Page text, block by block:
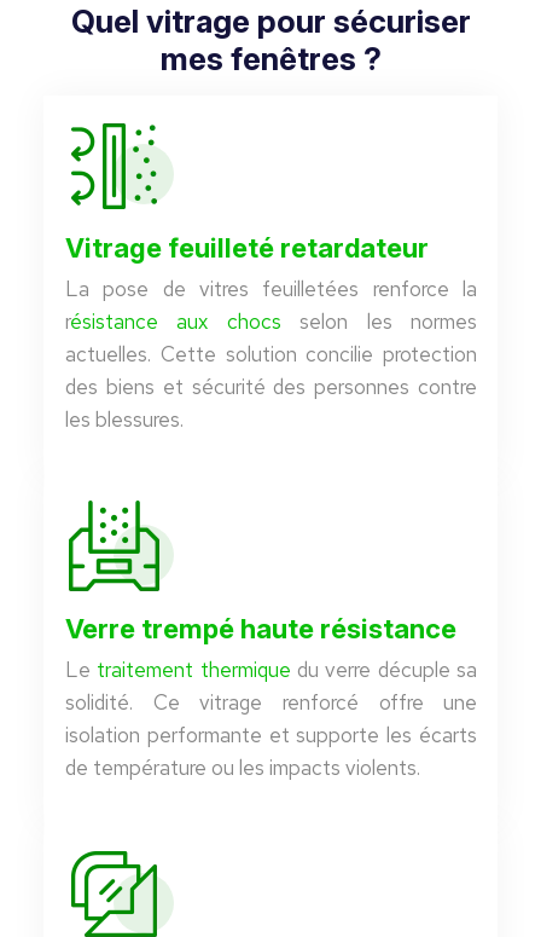
Quel vitrage pour sécuriser
mes fenêtres ?
Vitrage feuilleté retardateur
La pose de vitres feuilletées renforce la
résistance aux chocs selon les normes
actuelles. Cette solution concilie protection
des biens et sécurité des personnes contre
les blessures.
Verre trempé haute résistance
Le traitement thermique du verre décuple sa
solidité. Ce vitrage renforcé offre une
isolation performante et supporte les écarts
de température ou les impacts violents.